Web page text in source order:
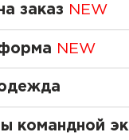
заказ NEW
NEW
командной